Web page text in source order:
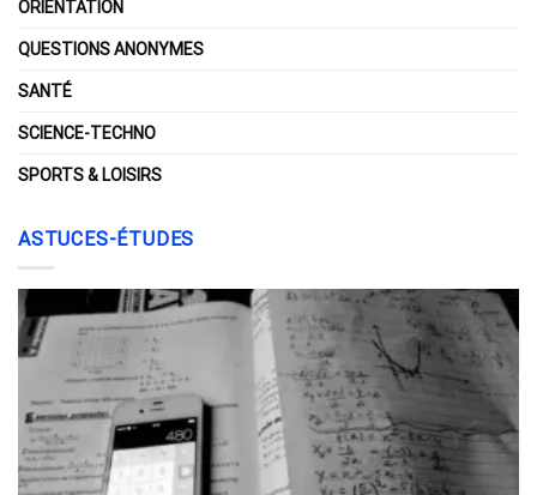
ORIENTATION
QUESTIONS ANONYMES
SANTÉ
SCIENCE-TECHNO
SPORTS & LOISIRS
ASTUCES-ÉTUDES